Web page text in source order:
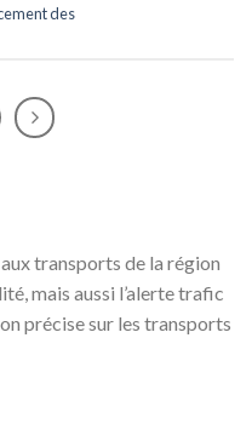
des
transports de la région
mais aussi l’alerte trafic
précise sur les transports